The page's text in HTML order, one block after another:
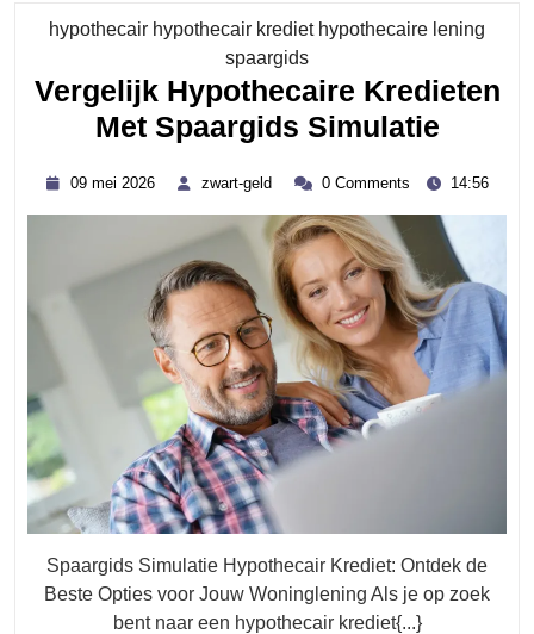
hypothecair hypothecair krediet hypothecaire lening
spaargidsCategory
Vergelijk Hypothecaire Kredieten
Met Spaargids Simulatie
Met
09 mei 2026 zwart-geld
zwart- 0 Comments 14:56
Spaargids Simulatie Hypothecair Krediet: Ontdek de
Beste Opties voor Jouw Woninglening Als je op zoek
bent naar een hypothecair krediet{...}